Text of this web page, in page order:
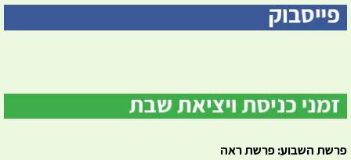
פרשת השבוע: פרשת ראה